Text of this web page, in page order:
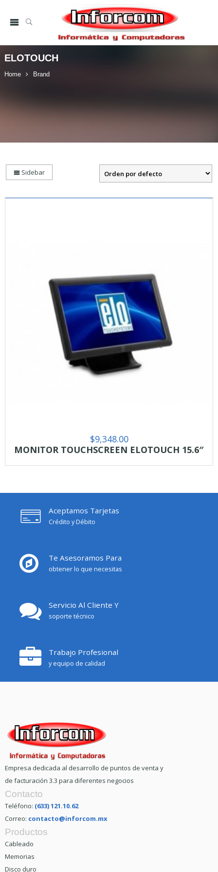
ELOTOUCH
Home Brand
Sidebar
$9,348.00
MONITOR TOUCHSCREEN ELOTOUCH 15.6″
Aceptamos Tarjetas
Crédito y Débito
Te Asesoramos Para
obtener lo que necesitas
Servicio Al Cliente Y
soporte técnico
Trabajo Profesional
y equipo de calidad
Empresa dedicada al desarrollo de puntos de venta y
de facturación 3.3 para diferentes negocios
Contacto
Teléfono: (633) 121.10.62
Correo: contacto@inforcom.mx
Productos
Cableado
Memorias
Disco duro